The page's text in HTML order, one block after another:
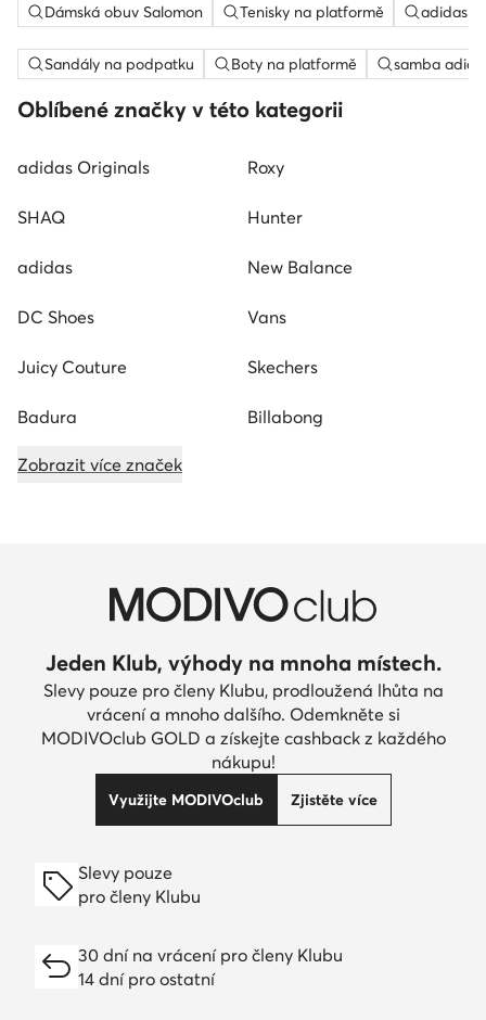
Dámská obuv Salomon Tenisky na platformě adidas
Sandály na podpatku Boty na platformě samba
Oblíbené značky v této kategorii
adidas Originals Roxy
SHAQ Hunter
adidas New Balance
DC Shoes Vans
Juicy Couture Skechers
Badura Billabong
Zobrazit více značek
Jeden Klub, výhody na mnoha místech.
Slevy pouze pro členy Klubu, prodloužená lhůta na
vrácení a mnoho dalšího. Odemkněte si
MODIVOclub GOLD a získejte cashback z každého
nákupu!
Využijte MODIVOclub Zjistěte více
Slevy pouze
pro členy Klubu
30 dní na vrácení pro členy Klubu
14 dní pro ostatní